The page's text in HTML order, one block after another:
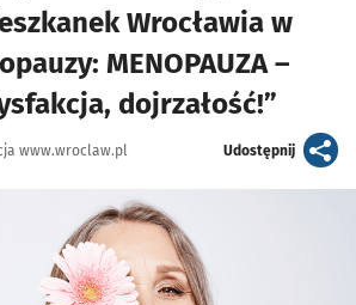
Wrocławia w
MENOPAUZA –
dojrzałość!”
www.wroclaw.pl Udostępnijartykuł